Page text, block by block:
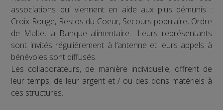
associations qui viennent en aide aux plus démunis :
Croix-Rouge, Restos du Coeur, Secours populaire, Ordre
de Malte, la Banque alimentaire... Leurs représentants
sont invités régulièrement à l’antenne et leurs appels à
bénévoles sont diffusés.
Les collaborateurs, de manière individuelle, offrent de
leur temps, de leur argent et / ou des dons matériels à
ces structures.